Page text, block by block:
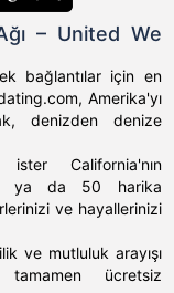
– United We
bağlantılar için en
Amerika'yı
denizden denize
California'nın
ya da 50 harika
ve hayallerinizi
ve mutluluk arayışı
ücretsiz